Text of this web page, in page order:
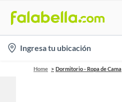
location-
icon
Ingresa tu ubicación
Home Dormitorio - Ropa de Cama